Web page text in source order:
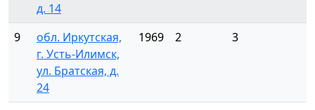
д. 14
9
обл. Иркутская,
г. Усть-Илимск,
ул. Братская, д.
24
1969 2 3